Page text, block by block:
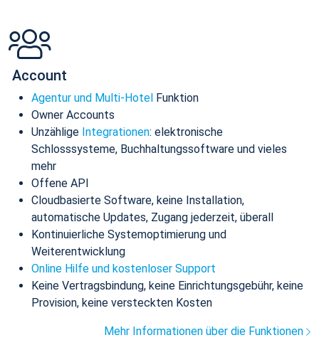
Account
Agentur und Multi-Hotel Funktion
Owner Accounts
Unzählige Integrationen: elektronische
Schlosssysteme, Buchhaltungssoftware und vieles
mehr
Offene API
Cloudbasierte Software, keine Installation,
automatische Updates, Zugang jederzeit, überall
Kontinuierliche Systemoptimierung und
Weiterentwicklung
Online Hilfe und kostenloser Support
Keine Vertragsbindung, keine Einrichtungsgebühr, keine
Provision, keine versteckten Kosten
Mehr Informationen über die Funktionen